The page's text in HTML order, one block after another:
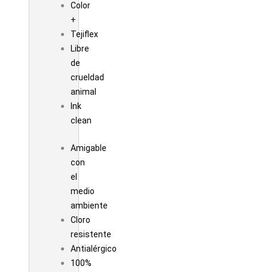
Color
+
Tejiflex
Libre
de
crueldad
animal
Ink
clean
Amigable
con
el
medio
ambiente
Cloro
resistente
Antialérgico
100%